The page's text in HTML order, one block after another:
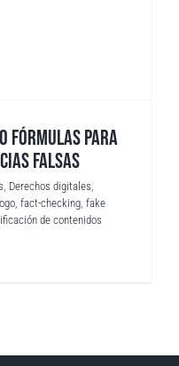
FÓRMULAS PARA
FALSAS
, Derechos digitales,
, fact-checking, fake
de contenidos